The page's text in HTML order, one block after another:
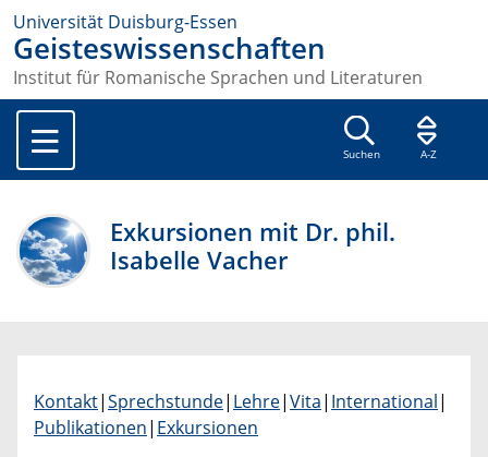
Universität Duisburg-Essen
Geisteswissenschaften
Institut für Romanische Sprachen und Literaturen
Suchen A-Z
Exkursionen mit Dr. phil.
Isabelle Vacher
Kontakt|Sprechstunde| Lehre|Vita| International|
Publikationen| Exkursionen